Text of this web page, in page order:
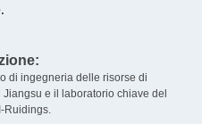
di ingegneria delle risorse di
e il laboratorio chiave del
Ruidings.